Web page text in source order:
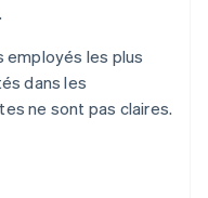
employés les plus
dans les
ne sont pas claires.